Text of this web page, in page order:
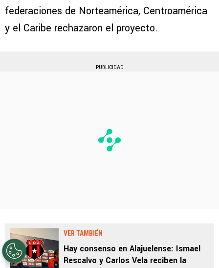
federaciones de Norteamérica, Centroamérica
y el Caribe rechazaron el proyecto.
PUBLICIDAD
VER TAMBIÉN
Hay consenso en Alajuelense: Ismael
Rescalvo y Carlos Vela reciben la